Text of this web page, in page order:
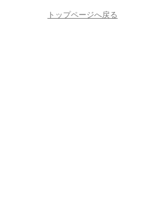
トップページへ戻る